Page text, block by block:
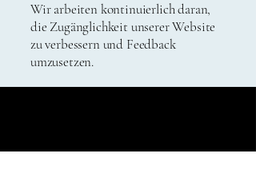
Wir arbeiten kontinuierlich daran,
die Zugänglichkeit unserer Website
zu verbessern und Feedback
umzusetzen.
DARK OPULENCE
DARK OPULENCE